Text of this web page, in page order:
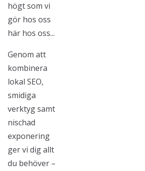
högt som vi
gör hos oss
här hos oss...
Genom att
kombinera
lokal SEO,
smidiga
verktyg samt
nischad
exponering
ger vi dig allt
du behöver –